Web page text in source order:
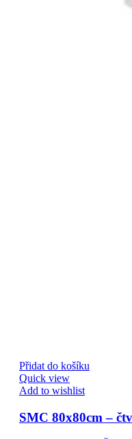
Přidat do košíku
Quick view
Add to wishlist
SMC 80x80cm –